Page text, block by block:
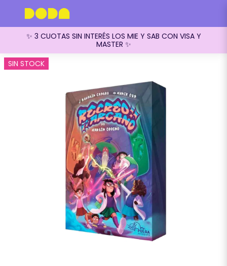
✨ 3 CUOTAS SIN INTERÉS LOS MIE Y SAB CON VISA Y
MASTER ✨
SIN STOCK